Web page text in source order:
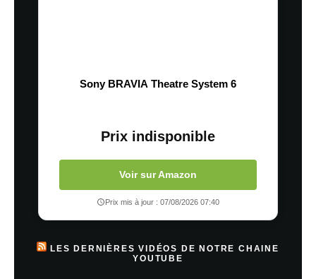
Sony BRAVIA Theatre System 6
Prix indisponible
Voir sur Amazon
Prix mis à jour : 07/08/2026 07:40
LES DERNIÈRES VIDÉOS DE NOTRE CHAINE
YOUTUBE